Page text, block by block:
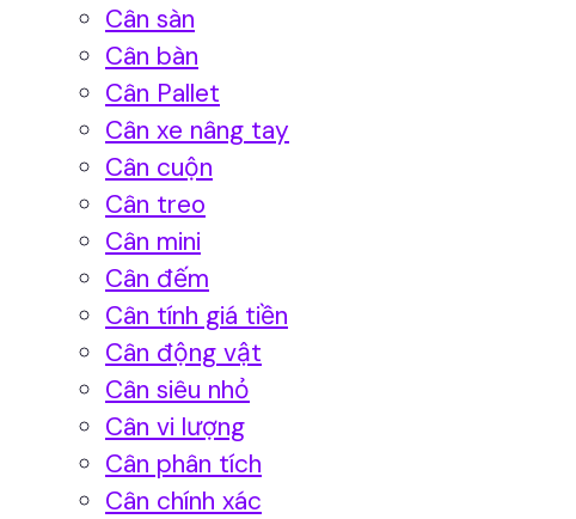
Cân sàn
Cân bàn
Cân Pallet
Cân xe nâng tay
Cân cuộn
Cân treo
Cân mini
Cân đếm
Cân tính giá tiền
Cân động vật
Cân siêu nhỏ
Cân vi lượng
Cân phân tích
Cân chính xác